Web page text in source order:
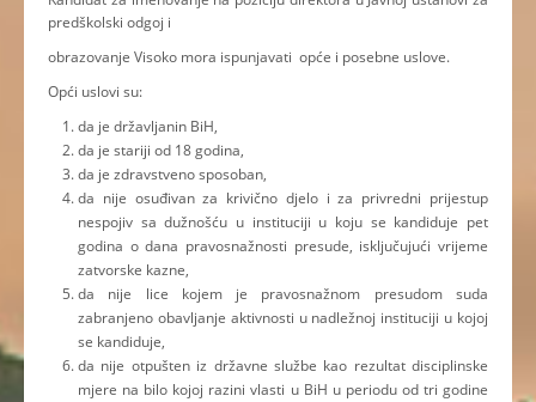
predškolski odgoj i
obrazovanje Visoko mora ispunjavati opće i posebne uslove.
Opći uslovi su:
da je državljanin BiH,
da je stariji od 18 godina,
da je zdravstveno sposoban,
da nije osuđivan za krivično djelo i za privredni prijestup
nespojiv sa dužnošću u instituciji u koju se kandiduje pet
godina o dana pravosnažnosti presude, isključujući vrijeme
zatvorske kazne,
da nije lice kojem je pravosnažnom presudom suda
zabranjeno obavljanje aktivnosti u nadležnoj instituciji u kojoj
se kandiduje,
da nije otpušten iz državne službe kao rezultat disciplinske
mjere na bilo kojoj razini vlasti u BiH u periodu od tri godine